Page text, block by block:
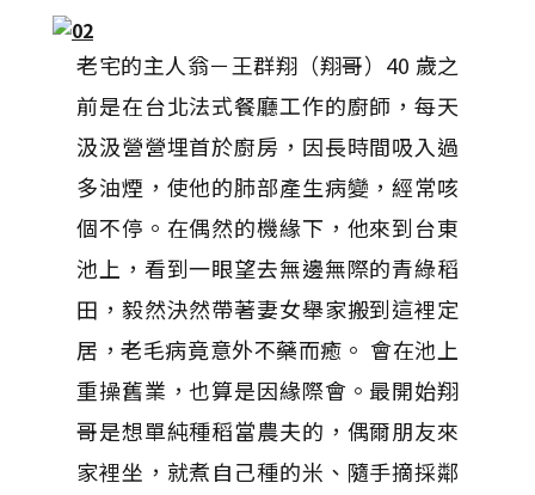
老宅的主人翁－王群翔（翔哥）40 歲之
前是在台北法式餐廳工作的廚師，每天
汲汲營營埋首於廚房，因長時間吸入過
多油煙，使他的肺部產生病變，經常咳
個不停。在偶然的機緣下，他來到台東
池上，看到一眼望去無邊無際的青綠稻
田，毅然決然帶著妻女舉家搬到這裡定
居，老毛病竟意外不藥而癒。 會在池上
重操舊業，也算是因緣際會。最開始翔
哥是想單純種稻當農夫的，偶爾朋友來
家裡坐，就煮自己種的米、隨手摘採鄰